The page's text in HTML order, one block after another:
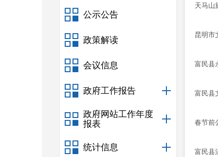
公示公告
政策解读
会议信息
政府工作报告
政府网站工作年度
报表
统计信息
天马山
昆明市
富民县
富民县
春节前
富民县